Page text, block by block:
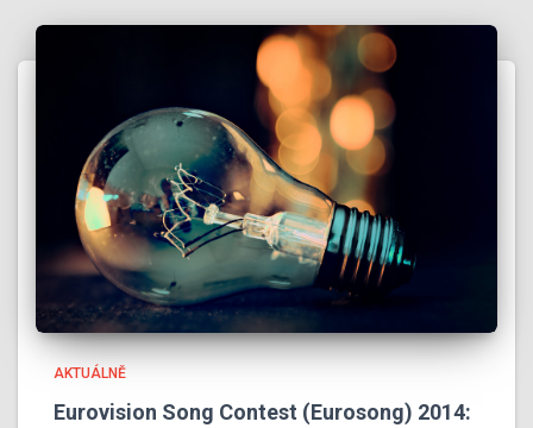
AKTUÁLNĚ
Eurovision Song Contest (Eurosong) 2014: